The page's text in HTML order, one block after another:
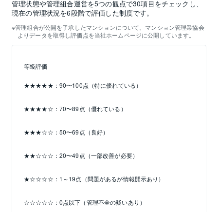
管理状態や管理組合運営を5つの観点で30項目をチェックし、
現在の管理状況を6段階で評価した制度です。
管理組合が公開を了承したマンションについて、マンション管理業協会
よりデータを取得し評価点を当社ホームページに公開しています。
等級評価
★★★★★：90〜100点（特に優れている）
★★★★☆：70〜89点（優れている）
★★★☆☆：50〜69点（良好）
★★☆☆☆：20〜49点（一部改善が必要）
★☆☆☆☆：1～19点（問題があるが情報開示あり）
☆☆☆☆☆：0点以下（管理不全の疑いあり）